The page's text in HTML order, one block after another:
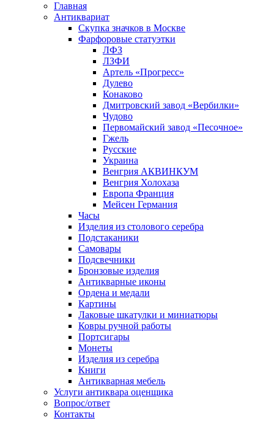
Главная
Антиквариат
Скупка значков в Москве
Фарфоровые статуэтки
ЛФЗ
ЛЗФИ
Артель «Прогресс»
Дулево
Конаково
Дмитровский завод «Вербилки»
Чудово
Первомайский завод «Песочное»
Гжель
Русские
Украина
Венгрия АКВИНКУМ
Венгрия Холохаза
Европа Франция
Мейсен Германия
Часы
Изделия из столового серебра
Подстаканики
Самовары
Подсвечники
Бронзовые изделия
Антикварные иконы
Ордена и медали
Картины
Лаковые шкатулки и миниатюры
Ковры ручной работы
Портсигары
Монеты
Изделия из серебра
Книги
Антикварная мебель
Услуги антиквара оценщика
Вопрос/ответ
Контакты